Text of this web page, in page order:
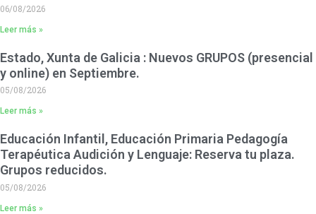
06/08/2026
Leer más »
Estado, Xunta de Galicia : Nuevos GRUPOS (presencial
y online) en Septiembre.
05/08/2026
Leer más »
Educación Infantil, Educación Primaria Pedagogía
Terapéutica Audición y Lenguaje: Reserva tu plaza.
Grupos reducidos.
05/08/2026
Leer más »